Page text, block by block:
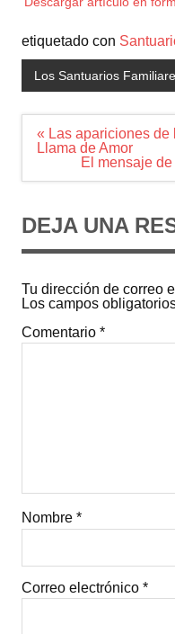
etiquetado con
Los Santuarios
Navegación
de
entradas
« Las apariciones de
Llama de Amor
El mensaje
DEJA UNA
Tu dirección de correo
Los campos
Comentario *
Nombre *
Correo electrónico *